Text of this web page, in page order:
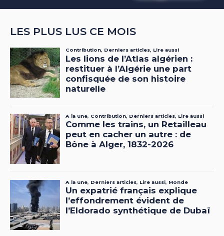
LES PLUS LUS CE MOIS